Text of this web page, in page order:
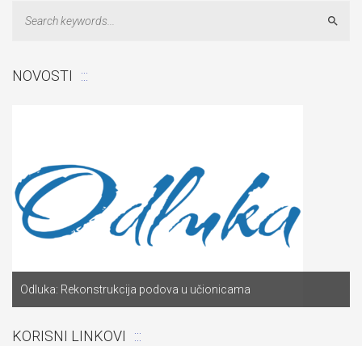
NOVOSTI
Odluka: Rekonstrukcija podova u učionicama
KORISNI LINKOVI